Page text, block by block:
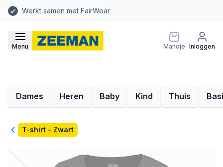
Werkt samen met FairWear
Menu Mandje Inloggen
Dames Heren Baby Kind Thuis
TerugT-shirt - Zwart